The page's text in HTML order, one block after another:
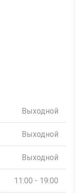
Выходной
Выходной
Выходной
11:00 - 19:00